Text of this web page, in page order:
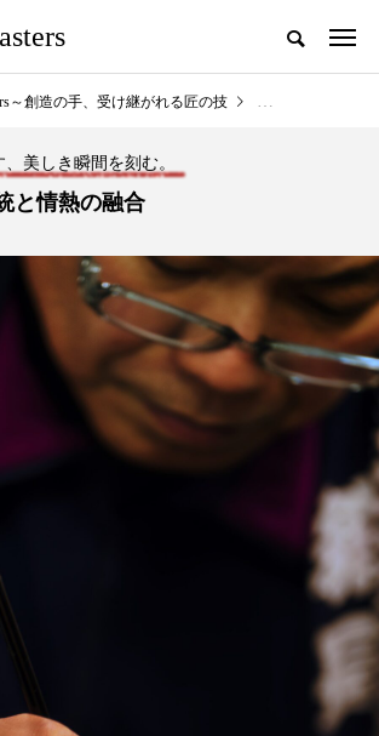
～創造の手、受け継がれる匠の技 手の技が生み出す
美しき瞬間を刻む。
と情熱の融合